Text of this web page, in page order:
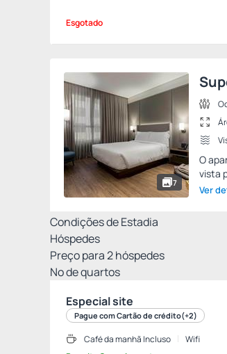
Esgotado
7
O
vista
Ver
Condições de Estadia
Hóspedes
Preço para2hóspedes
Nº de quartos
Especial site
Pague com Cartão de crédito(+2)
Café da manhã Incluso
Wifi